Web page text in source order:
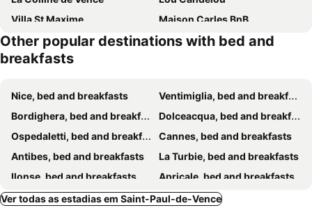
Villa St Maxime
Maison Carles BnB
Villa Kilauea B&B
Castel Enchanté
Chambre privée luxueuse Villa Monte 0ropa
With A Vue
La Bigarade
Domaine du Paradis des Oiseaux
B&B Villa Du Roc Fleuri
La Petit Maison du Bonheur
Villa Tricia Cannes
Other popular destinations with bed and
breakfasts
Nice, bed and breakfasts
Ventimiglia, bed and breakfasts
Bordighera, bed and breakfasts
Dolceacqua, bed and breakfasts
Ospedaletti, bed and breakfasts
Cannes, bed and breakfasts
Antibes, bed and breakfasts
La Turbie, bed and breakfasts
Ilonse, bed and breakfasts
Apricale, bed and breakfasts
Menton, bed and breakfasts
Grasse, bed and breakfasts
Ver todas as estadias em Saint-Paul-de-Vence